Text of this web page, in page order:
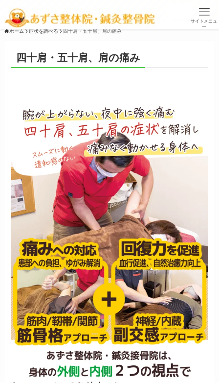
サイトメニュ
ー
ホーム 症状を調べる 四十肩・五十肩、肩の痛み
四十肩・五十肩、肩の痛み